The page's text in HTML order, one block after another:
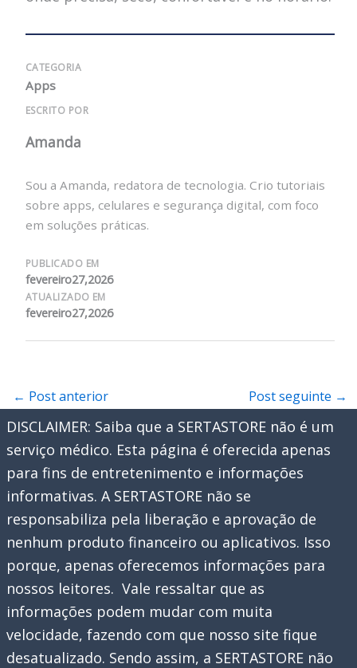
CATEGORIA
Apps
ESCRITO POR
Amanda
Sou a Amanda, redatora de tecnologia. Crio tutoriais
sobre apps, celulares e segurança digital, com foco
em soluções práticas.
PUBLICADO EM
fevereiro27,2026
ATUALIZADO EM
fevereiro27,2026
← Post anterior Post seguinte →
DISCLAIMER: Saiba que a SERTASTORE não é um
serviço médico. Esta página é oferecida apenas
para fins de entretenimento e informações
informativas. A SERTASTORE não se
responsabiliza pela liberação e aprovação de
nenhum produto financeiro ou aplicativos. Isso
porque, apenas oferecemos informações para
nossos leitores. Vale ressaltar que as
informações podem mudar com muita
velocidade, fazendo com que nosso site fique
desatualizado. Sendo assim, a SERTASTORE não